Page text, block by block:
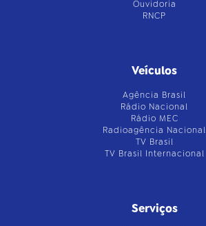
Ouvidoria
RNCP
Veículos
Agência Brasil
Rádio Nacional
Rádio MEC
Radioagência Nacional
TV Brasil
TV Brasil Internacional
Serviços